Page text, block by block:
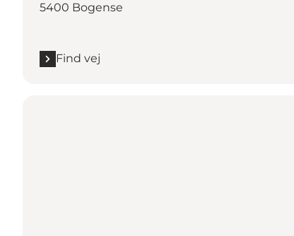
5400 Bogense
Find vej